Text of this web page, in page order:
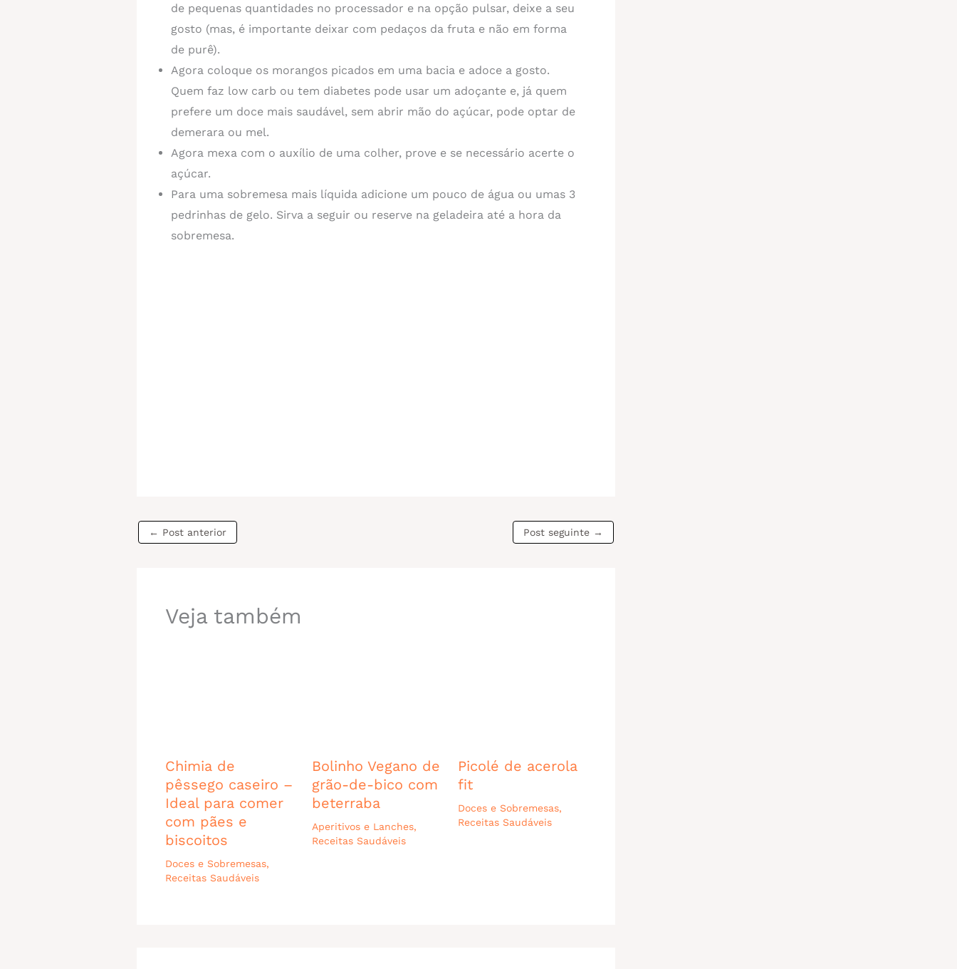
de pequenas quantidades no processador e na opção pulsar, deixe a seu
gosto (mas, é importante deixar com pedaços da fruta e não em forma
de purê).
Agora coloque os morangos picados em uma bacia e adoce a gosto.
Quem faz low carb ou tem diabetes pode usar um adoçante e, já quem
prefere um doce mais saudável, sem abrir mão do açúcar, pode optar de
demerara ou mel.
Agora mexa com o auxílio de uma colher, prove e se necessário acerte o
açúcar.
Para uma sobremesa mais líquida adicione um pouco de água ou umas 3
pedrinhas de gelo. Sirva a seguir ou reserve na geladeira até a hora da
sobremesa.
← Post anterior Post seguinte →
Veja também
Chimia de
pêssego caseiro –
Ideal para comer
com pães e
biscoitos
Doces e Sobremesas,
Receitas Saudáveis
Bolinho Vegano de
grão-de-bico com
beterraba
Aperitivos e Lanches,
Receitas Saudáveis
Picolé de acerola
fit
Doces e Sobremesas,
Receitas Saudáveis